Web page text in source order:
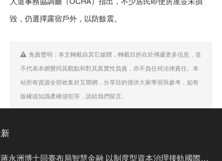
毀，仍選擇露宿戶外，以防餘震。
免責聲明：本文轉載自其它媒體，轉載目的在於傳遞更多信息，並
不代表本網贊同其觀點和對其真實性負責，亦不負任何法律責任。本
站所有資源全部收集於互聯網，分享目的僅供大家學習與參考，如有
版權或知識產權侵犯等，請給我們留言。
蔣永洲博士回臺布局智慧金融 以制度型資本治理接軌國際市